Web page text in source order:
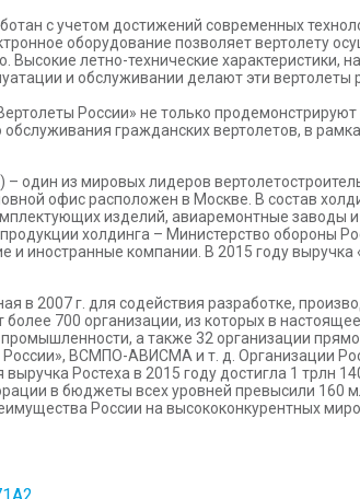
с учетом достижений современных
оборудование позволяет вертолету
Высокие летно-технические
и обслуживании делают эти
России» не только
гражданских вертолетов, в
один из мировых лидеров
офис расположен в Москве. В состав
изделий, авиаремонтные
холдинга – Министерство обороны
и иностранные компании. В 2015 году
в 2007 г. для содействия разработке,
более 700 организации, из которых в
а также 32 организации
ВСМПО-АВИСМА и т. д. Организации
Ростеха в 2015 году достигла 1 трлн
в бюджеты всех уровней превысили 160
России на высококонкурентных